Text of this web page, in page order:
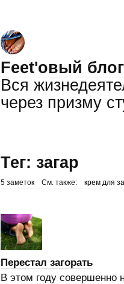
Feet'овый блог
Вся
через призму
Тег: загар
5 заметок См. также: крем для
Перестал загорать
В этом году совершенно